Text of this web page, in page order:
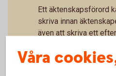
Ett äktenskapsförord
skriva innan
även att skriva ett
Skrivs under av
Våra